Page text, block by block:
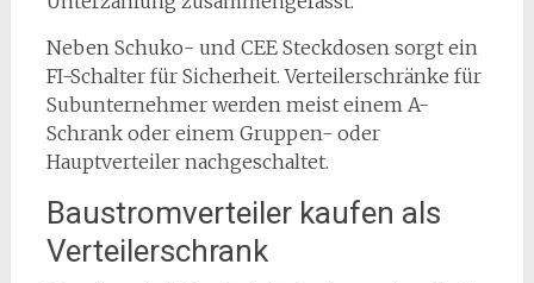
Neben Schuko- und CEE Steckdosen sorgt ein
FI-Schalter für Sicherheit. Verteilerschränke für
Subunternehmer werden meist einem A-
Schrank oder einem Gruppen- oder
Hauptverteiler nachgeschaltet.
Baustromverteiler kaufen als
Verteilerschrank